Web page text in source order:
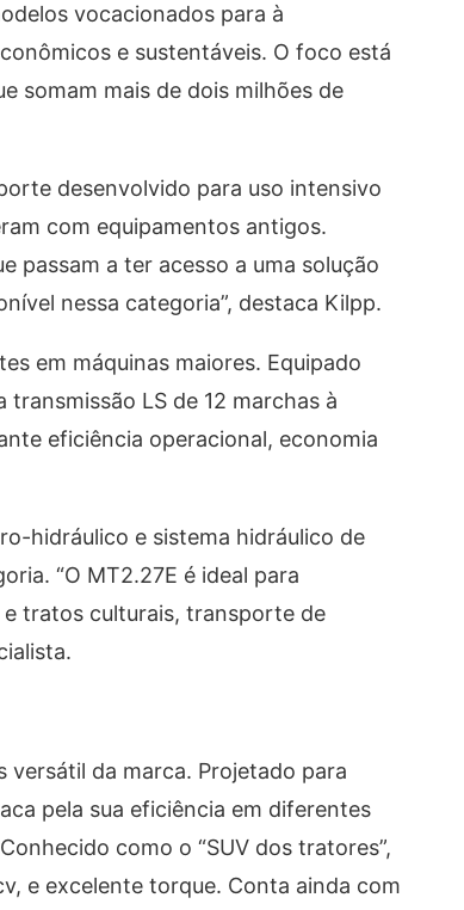
vocacionados para à
e sustentáveis. O foco está
somam mais de dois milhões de
desenvolvido para uso intensivo
com equipamentos antigos.
passam a ter acesso a uma solução
nessa categoria”, destaca Kilpp.
em máquinas maiores. Equipado
LS de 12 marchas à
eficiência operacional, economia
hidráulico e sistema hidráulico de
“O MT2.27E é ideal para
tratos culturais, transporte de
versátil da marca. Projetado para
pela sua eficiência em diferentes
como o “SUV dos tratores”,
e excelente torque. Conta ainda com